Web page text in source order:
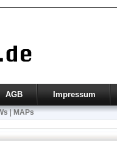
AGB Impressum
|MAPs